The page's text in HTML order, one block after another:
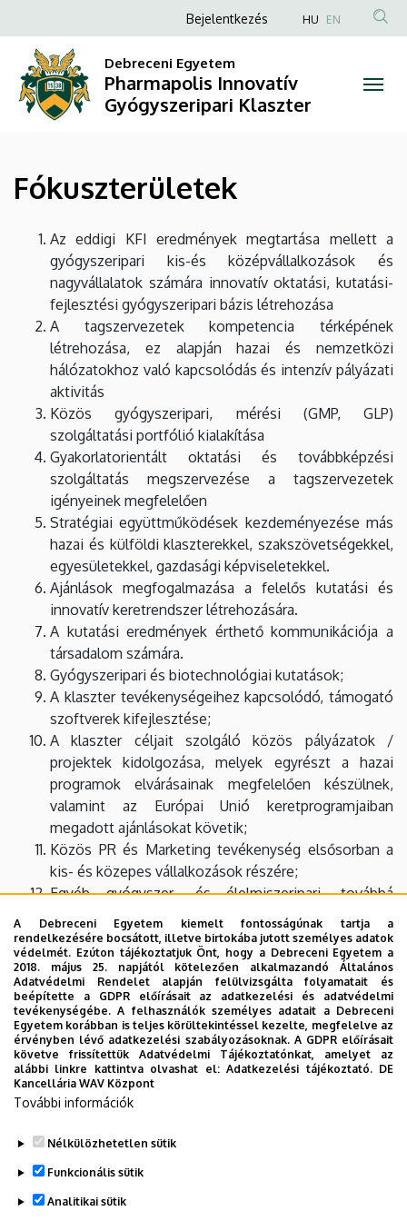
Fókuszterületek
Pharmapolis
Innovatív
Gyógyszeripari
Klaszter
a
tartalomra
Anonim
fiók
menüje
Bejelentkezés HU EN
Debreceni Egyetem
Pharmapolis Innovatív
Gyógyszeripari Klaszter
Fókuszterületek
Az eddigi KFI eredmények megtartása mellett a
gyógyszeripari kis-és középvállalkozások és
nagyvállalatok számára innovatív oktatási, kutatási-
fejlesztési gyógyszeripari bázis létrehozása
A tagszervezetek kompetencia térképének
létrehozása, ez alapján hazai és nemzetközi
hálózatokhoz való kapcsolódás és intenzív pályázati
aktivitás
Közös gyógyszeripari, mérési (GMP, GLP)
szolgáltatási portfólió kialakítása
Gyakorlatorientált oktatási és továbbképzési
szolgáltatás megszervezése a tagszervezetek
igényeinek megfelelően
Stratégiai együttműködések kezdeményezése más
hazai és külföldi klaszterekkel, szakszövetségekkel,
egyesületekkel, gazdasági képviseletekkel.
Ajánlások megfogalmazása a felelős kutatási és
innovatív keretrendszer létrehozására.
A kutatási eredmények érthető kommunikációja a
társadalom számára.
Gyógyszeripari és biotechnológiai kutatások;
A klaszter tevékenységeihez kapcsolódó, támogató
szoftverek kifejlesztése;
A klaszter céljait szolgáló közös pályázatok /
projektek kidolgozása, melyek egyrészt a hazai
programok elvárásainak megfelelően készülnek,
valamint az Európai Unió keretprogramjaiban
megadott ajánlásokat követik;
Közös PR és Marketing tevékenység elsősorban a
kis- és közepes vállalkozások részére;
Egyéb gyógyszer- és élelmiszeripari, továbbá
biotechnológiai klaszterekkel való együttműködés.
Előzetes egyeztetéseket követően koordinálja a
tagok közös eszköz- és infrastruktúra használatát,
fejlesztéseit, a közös beszerzéseket és képzéseket.
Közvetlen segítséget nyújt az új üzleti és egyéb
kapcsolatok kialakításában, az új piacok elérésében.
Közreműködik a támogatások elosztásához
szükséges regionális és helyi prioritások
meghatározásában, illetve azok megvalósításában.
A pályázati források felkutatása mellett részt vesz
megvalósulhatnak létesítmény fejlesztések, oktatási
projektek illetve speciális-innovatív rendezvények.
A Debreceni Egyetem kiemelt fontosságúnak tartja a
rendelkezésére bocsátott, illetve birtokába jutott személyes adatok
védelmét. Ezúton tájékoztatjuk Önt, hogy a Debreceni Egyetem a
2018. május 25. napjától kötelezően alkalmazandó Általános
Adatvédelmi Rendelet alapján felülvizsgálta folyamatait és
beépítette a GDPR előírásait az adatkezelési és adatvédelmi
tevékenységébe. A felhasználók személyes adatait a Debreceni
Egyetem korábban is teljes körültekintéssel kezelte, megfelelve az
érvényben lévő adatkezelési szabályozásoknak. A GDPR előírásait
követve frissítettük Adatvédelmi Tájékoztatónkat, amelyet az
alábbi linkre kattintva olvashat el:Adatkezelési tájékoztató. DE
Kancellária WAV Központ
További információk
Nélkülözhetetlen sütik
Funkcionális sütik
Analitikai sütik